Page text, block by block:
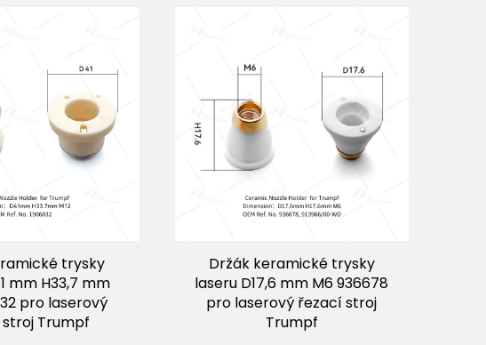
trysky
mm H33,7 mm
pro laserový
Trumpf
Držák keramické trysky
laseru D17,6 mm M6 936678
pro laserový řezací stroj
Trumpf